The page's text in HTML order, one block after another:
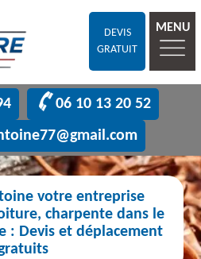
DEVIS
GRATUIT
MENU
06 10 13 20 52
votre entreprise
charpente dans le
: Devis et déplacement